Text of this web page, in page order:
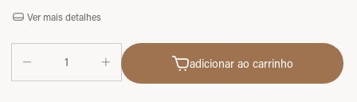
Ver mais detalhes
adicionar ao carrinho